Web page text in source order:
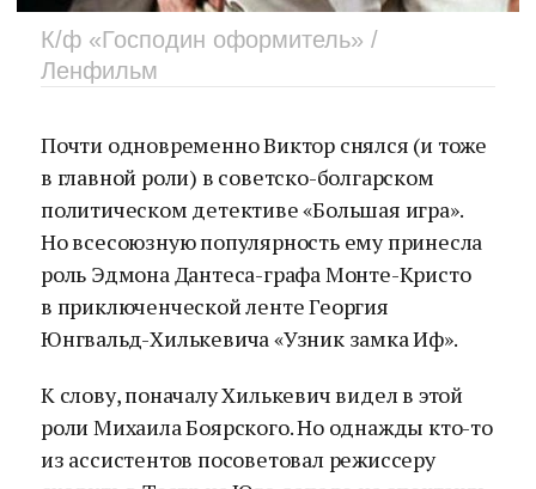
К/ф «Господин оформитель» /
Ленфильм
Почти одновременно Виктор снялся (и тоже
в главной роли) в советско-болгарском
политическом детективе «Большая игра».
Но всесоюзную популярность ему принесла
роль Эдмона Дантеса-графа Монте-Кристо
в приключенческой ленте Георгия
Юнгвальд-Хилькевича «Узник замка Иф».
К слову, поначалу Хилькевич видел в этой
роли Михаила Боярского. Но однажды кто-то
из ассистентов посоветовал режиссеру